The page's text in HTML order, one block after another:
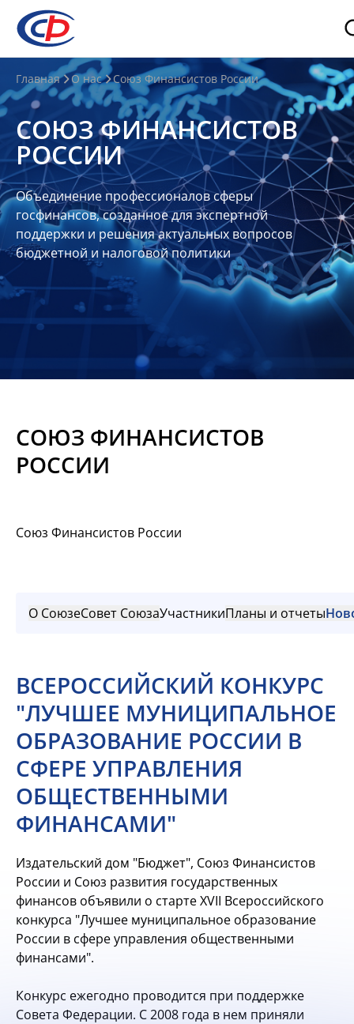
О
нас
О
СФР
Совет
Союза
Участники
Планы
отчеты
Контакты
Материалы
Главная О нас Союз Финансистов России
СОЮЗ ФИНАНСИСТОВ
РОССИИ
Объединение профессионалов сферы
госфинансов, созданное для экспертной
поддержки и решения актуальных вопросов
бюджетной и налоговой политики
СОЮЗ ФИНАНСИСТОВ
РОССИИ
Союз Финансистов России
О СоюзеСовет СоюзаУчастникиПланы и отчеты
ВСЕРОССИЙСКИЙ КОНКУРС
"ЛУЧШЕЕ МУНИЦИПАЛЬНОЕ
ОБРАЗОВАНИЕ РОССИИ В
СФЕРЕ УПРАВЛЕНИЯ
ОБЩЕСТВЕННЫМИ
ФИНАНСАМИ"
Издательский дом "Бюджет", Союз Финансистов
России и Союз развития государственных
финансов объявили о старте XVII Всероссийского
конкурса "Лучшее муниципальное образование
России в сфере управления общественными
финансами".
Конкурс ежегодно проводится при поддержке
Совета Федерации. С 2008 года в нем приняли